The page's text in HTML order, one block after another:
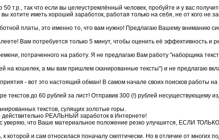
50 т.р., так что если вы целеустремлённый человек, пробуйте и у вас
вы хотите иметь хороший заработок, работая только на себя, не от кого не
платы, это именно то, что вам нужно! Предлагаю Вашему вниманию
Вам потребуется только 5 минут, чтобы оценить её эффективность и
потраченного на работу. Я не предлагаю Вам работу "наборщика
на кошелек, а мы вам пришлем сканированные тексты") и не предлагаю
- вот это настоящий обман! В самом начале своих поисков работы
текстов до 60 рублей за лист! Отправив 300 (!) рублей несуществующему
текстов, сулящих золотые горы.
действительно РЕАЛЬНЫЙ заработок в Интернете!
уверяю, что Ваше материальное положение резко улучшится, ЕСЛИ
к которой и сам относилася поначалу скептически. Но в отличие от многих